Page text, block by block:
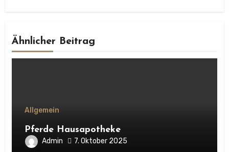
Ähnlicher Beitrag
Allgemein
Pferde Hausapotheke
Admin 7. Oktober 2025